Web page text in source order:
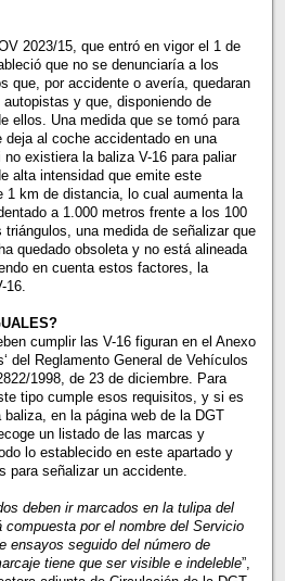
2023/15, que entró en vigor el 1 de
que no se denunciaría a los
que, por accidente o avería, quedaran
y que, disponiendo de
ellos. Una medida que se tomó para
deja al coche accidentado en una
no existiera la baliza V-16 para paliar
alta intensidad que emite este
1 km de distancia, lo cual aumenta la
a 1.000 metros frente a los 100
una medida de señalizar que
quedado obsoleta y no está alineada
en cuenta estos factores, la
cumplir las V-16 figuran en el Anexo
del Reglamento General de Vehículos
1998, de 23 de diciembre. Para
tipo cumple esos requisitos, y si es
en la página web de la DGT
un listado de las marcas y
lo establecido en este apartado y
para señalizar un accidente.
deben ir marcados en la tulipa del
por el nombre del Servicio
ensayos seguido del número de
tiene que ser visible e indeleble”,